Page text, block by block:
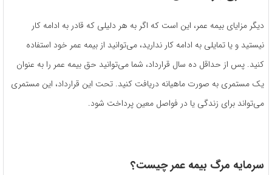
دیگر مزایای بیمه عمر، این است که اگر به هر دلیلی که قادر به ادامه کار
نیستید و یا تمایلی به ادامه کار ندارید، می‌توانید از بیمه عمر خود استفاده
کنید. پس از حداقل ده سال قرارداد، شما می‌توانید حق بیمه عمر را به عنوان
یک مستمری به صورت ماهیانه دریافت کنید. تحت این قرارداد، این مستمری
می‌تواند برای زندگی یا در فواصل معین پرداخت شود.
سرمایه مرگ بیمه عمر چیست؟